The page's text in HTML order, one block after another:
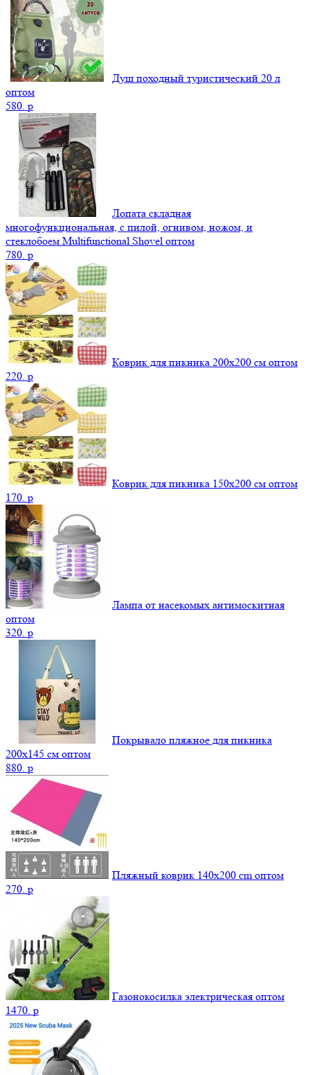
Душ походный туристический 20 л
оптом
580. p
Лопата складная
многофункциональная, с пилой, огнивом, ножом, и
стеклобоем Multifunctional Shovel оптом
780. p
Коврик для пикника 200х200 см оптом
220. p
Коврик для пикника 150х200 см оптом
170. p
Лампа от насекомых антимоскитная
оптом
320. p
Покрывало пляжное для пикника
200х145 см оптом
880. p
Пляжный коврик 140х200 cm оптом
270. p
Газонокосилка электрическая оптом
1470. p